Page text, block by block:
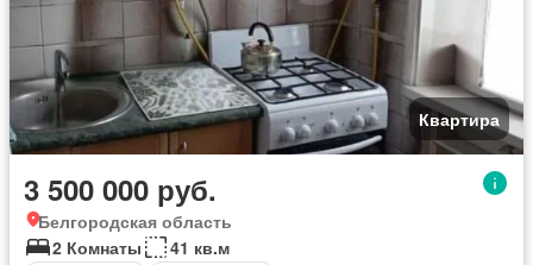
Квартира
3 500 000 руб.
Белгородская область
2 Комнаты
41 кв.м